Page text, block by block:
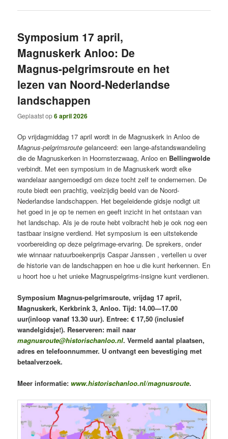
Symposium 17 april,
Magnuskerk Anloo: De
Magnus-pelgrimsroute en het
lezen van Noord-Nederlandse
landschappen
Geplaatst op6 april 2026
Op vrijdagmiddag 17 april wordt in de Magnuskerk in Anloo de
Magnus-pelgrimsroutegelanceerd: een lange-afstandswandeling
die de Magnuskerken in Hoornsterzwaag, Anloo en Bellingwolde
verbindt. Met een symposium in de Magnuskerk wordt elke
wandelaar aangemoedigd om deze tocht zelf te ondernemen. De
route biedt een prachtig, veelzijdig beeld van de Noord-
Nederlandse landschappen. Het begeleidende gidsje nodigt uit
het goed in je op te nemen en geeft inzicht in het ontstaan van
het landschap. Als je de route hebt volbracht heb je ook nog een
tastbaar insigne verdiend. Het symposium is een uitstekende
voorbereiding op deze pelgrimage-ervaring. De sprekers, onder
wie winnaar natuurboekenprijs Caspar Janssen , vertellen u over
de historie van de landschappen en hoe u die kunt herkennen. En
u hoort hoe u het unieke Magnuspelgrims-insigne kunt verdienen.
Symposium Magnus-pelgrimsroute, vrijdag 17 april,
Magnuskerk, Kerkbrink 3, Anloo. Tijd: 14.00—17.00
uur(inloop vanaf 13.30 uur). Entree: € 17,50 (inclusief
wandelgidsje!). Reserveren: mail naar
magnusroute@historischanloo.nl. Vermeld aantal plaatsen,
adres en telefoonnummer. U ontvangt een bevestiging met
betaalverzoek.
Meer informatie: www.historischanloo.nl/magnusroute.